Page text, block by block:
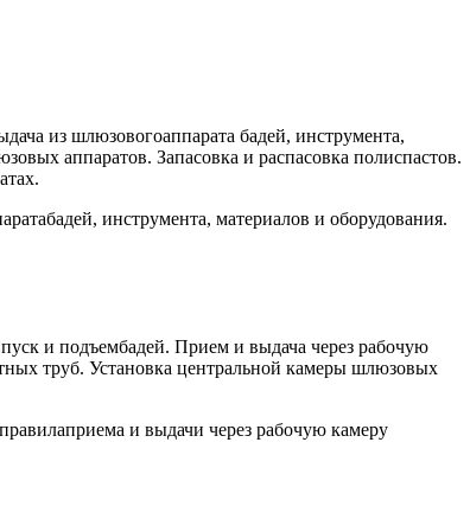
из шлюзовогоаппарата бадей, инструмента,
аппаратов. Запасовка и распасовка полиспастов.
инструмента, материалов и оборудования.
и подъембадей. Прием и выдача через рабочую
труб. Установка центральной камеры шлюзовых
и выдачи через рабочую камеру